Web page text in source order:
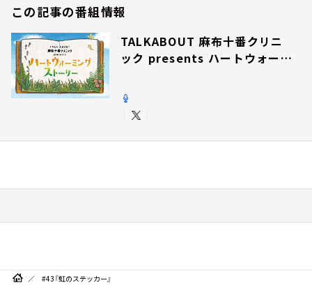
この記事の番組情報
TALKABOUT 麻布十番クリニ
ック presents ハートウォーミ
#43『虹のステッカー』